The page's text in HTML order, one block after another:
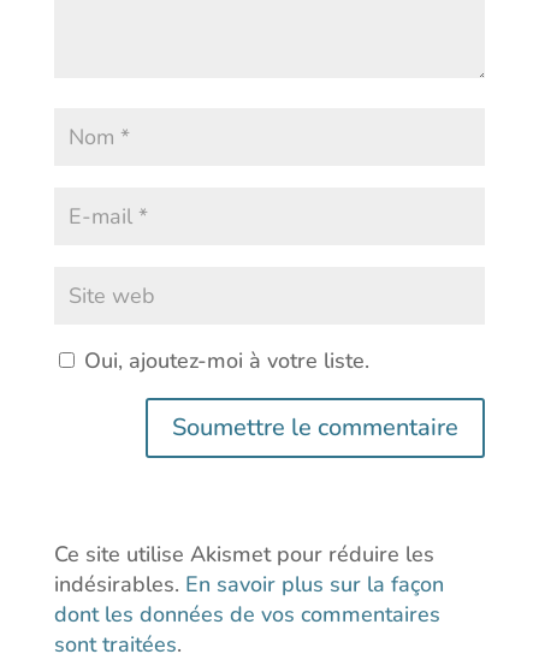
Oui, ajoutez-moi à votre liste.
Soumettre le commentaire
Ce site utilise Akismet pour réduire les
indésirables. En savoir plus sur la façon
dont les données de vos commentaires
sont traitées.